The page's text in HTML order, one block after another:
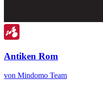
Antiken Rom
von Mindomo Team